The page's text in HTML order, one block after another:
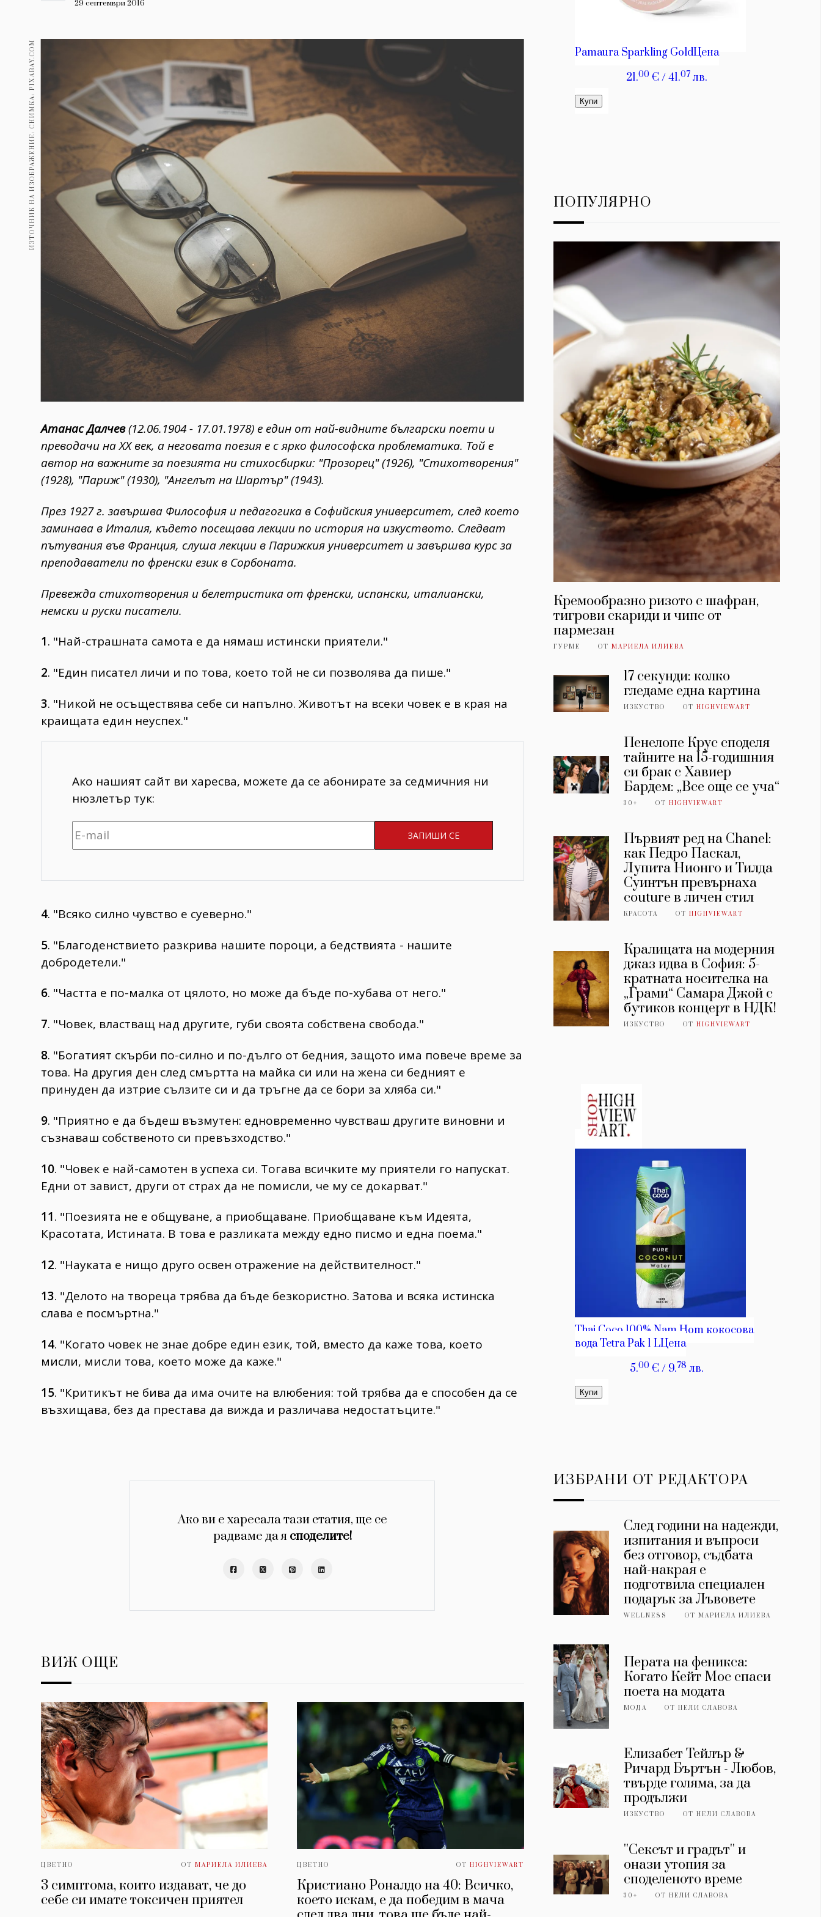
Здраве
Gentlemen
Wellness 1816
ПОСЛЕДВАЙТЕ
НИ
29 септември 2016
ИЗТОЧНИК НА ИЗОБРАЖЕНИЕ: СНИМКА: PIXABAY.COM
Атанас Далчев(12.06.1904 - 17.01.1978) е един от най-видните български поети и
преводачи на XX век, а неговата поезия е с ярко философска проблематика. Той е
автор на важните за поезията ни стихосбирки: "Прозорец" (1926), "Стихотворения"
(1928), "Париж" (1930), "Ангелът на Шартър" (1943).
През 1927 г. завършва Философия и педагогика в Софийския университет, след което
заминава в Италия, където посещава лекции по история на изкуството. Следват
пътувания във Франция, слуша лекции в Парижкия университет и завършва курс за
преподаватели по френски език в Сорбоната.
Превежда стихотворения и белетристика от френски, испански, италиански,
немски и руски писатели.
1. "Най-страшната самота е да нямаш истински приятели."
2. "Един писател личи и по това, което той не си позволява да пише."
3. "Никой не осъществява себе си напълно. Животът на всеки човек е в края на
краищата един неуспех."
Ако нашият сайт ви харесва, можете да се абонирате за седмичния ни
нюзлетър тук:
4. "Всяко силно чувство е суеверно."
5. "Благоденствието разкрива нашите пороци, а бедствията - нашите
добродетели."
6. "Частта е по-малка от цялото, но може да бъде по-хубава от него."
7. "Човек, властващ над другите, губи своята собствена свобода."
8. "Богатият скърби по-силно и по-дълго от бедния, защото има повече време за
това. На другия ден след смъртта на майка си или на жена си бедният е
принуден да изтрие сълзите си и да тръгне да се бори за хляба си."
9. "Приятно е да бъдеш възмутен: едновременно чувстваш другите виновни и
съзнаваш собственото си превъзходство."
10. "Човек е най-самотен в успеха си. Тогава всичките му приятели го напускат.
Едни от завист, други от страх да не помисли, че му се докарват."
11. "Поезията не е общуване, а приобщаване. Приобщаване към Идеята,
Красотата, Истината. В това е разликата между едно писмо и една поема."
12. "Науката е нищо друго освен отражение на действителност."
13. "Делото на твореца трябва да бъде безкористно. Затова и всяка истинска
слава е посмъртна."
14. "Когато човек не знае добре един език, той, вместо да каже това, което
мисли, мисли това, което може да каже."
15. "Критикът не бива да има очите на влюбения: той трябва да е способен да се
възхищава, без да престава да вижда и различава недостатъците."
Ако ви е харесала тази статия, ще се
радваме да я споделите!
ВИЖ ОЩЕ
ЦВЕТНО ОТМАРИЕЛА ИЛИЕВА
3 симптома, които издават, че до
себе си имате токсичен приятел
ЦВЕТНО ОТ HIGHVIEWART
Кристиано Роналдо на 40: Всичко,
което искам, е да победим в мача
ПОПУЛЯРНО
Кремообразно ризото с шафран,
тигрови скариди и чипс от
пармезан
ГУРМЕ ОТ МАРИЕЛА ИЛИЕВА
17 секунди: колко
гледаме една картина
ИЗКУСТВО ОТHIGHVIEWART
Пенелопе Крус споделя
тайните на 15-годишния
си брак с Хавиер
Бардем: „Все още се уча“
30+ ОТHIGHVIEWART
Първият ред на Chanel:
как Педро Паскал,
Лупита Нионго и Тилда
Суинтън превърнаха
couture в личен стил
КРАСОТА ОТHIGHVIEWART
Кралицата на модерния
джаз идва в София: 5-
кратната носителка на
„Грами“ Самара Джой с
бутиков концерт в НДК!
ИЗКУСТВО ОТHIGHVIEWART
ИЗБРАНИ ОТ РЕДАКТОРА
След години на надежди,
изпитания и въпроси
без отговор, съдбата
най-накрая е
подготвила специален
подарък за Лъвовете
WELLNESS ОТМАРИЕЛА ИЛИЕВА
Перата на феникса:
Когато Кейт Мос спаси
поета на модата
МОДА ОТНЕЛИ СЛАВОВА
Елизабет Тейлър &
Ричард Бъртън - Любов,
твърде голяма, за да
продължи
ИЗКУСТВО ОТНЕЛИ СЛАВОВА
''Сексът и градът'' и
онази утопия за
споделеното време
30+ ОТНЕЛИ СЛАВОВА